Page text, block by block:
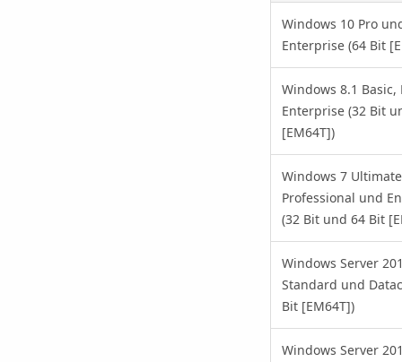
Windows 10 Pro
Enterprise (64 Bit
Windows 8.1 Basic,
Enterprise (32 Bit
[EM64T])
Windows 7
Professional und
(32 Bit und 64 Bit
Windows Server
Standard und
Bit [EM64T])
Windows Server